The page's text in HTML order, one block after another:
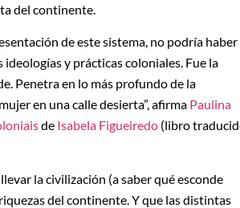
del continente.
de este sistema, no podría haber
y prácticas coloniales. Fue la
Penetra en lo más profundo de la
en una calle desierta”, afirma Paulina
de Isabela Figueiredo (libro
la civilización (a saber qué esconde
del continente. Y que las distintas